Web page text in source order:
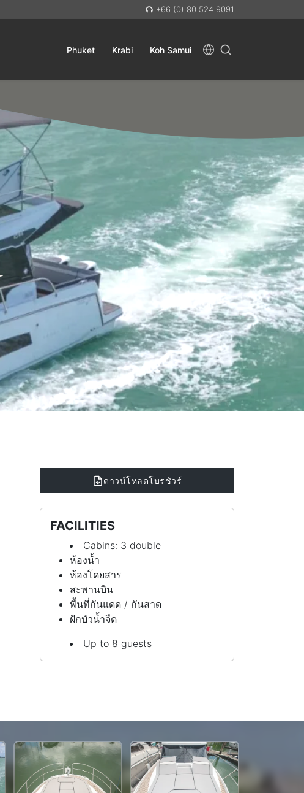
+66 (0) 80 524 9091
Phuket Krabi Koh Samui
ดาวน์โหลดโบรชัวร์
FACILITIES
Cabins: 3 double
ห้องน้ำ
ห้องโดยสาร
สะพานบิน
พื้นที่กันแดด / กันสาด
ฝักบัวน้ำจืด
Up to 8 guests